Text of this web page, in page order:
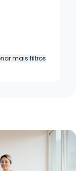
mais filtros